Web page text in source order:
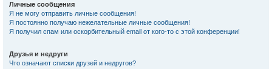
Личные сообщения
Я не могу отправить личные сообщения!
Я постоянно получаю нежелательные личные сообщения!
Я получил спам или оскорбительный email от кого-то с этой конференции!
Друзья и недруги
Что означают списки друзей и недругов?